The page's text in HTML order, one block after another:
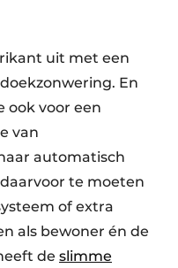
uit met een
En
ook voor een
van
automatisch
te moeten
of extra
als bewoner én de
de slimme